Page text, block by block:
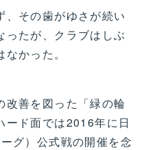
その歯がゆさが続い
ったが、クラブはしぶ
かった。
善を図った「緑の輪
ード面では2016年に日
グ）公式戦の開催を念